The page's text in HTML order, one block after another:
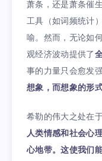
萧条，还是萧条催
工具（如词频统计
喻。然而，无论如
观经济波动提供了
事的力量只会愈发强
想象，而想象的形
希勒的伟大之处在
人类情感和社会心
心地带。这使我们